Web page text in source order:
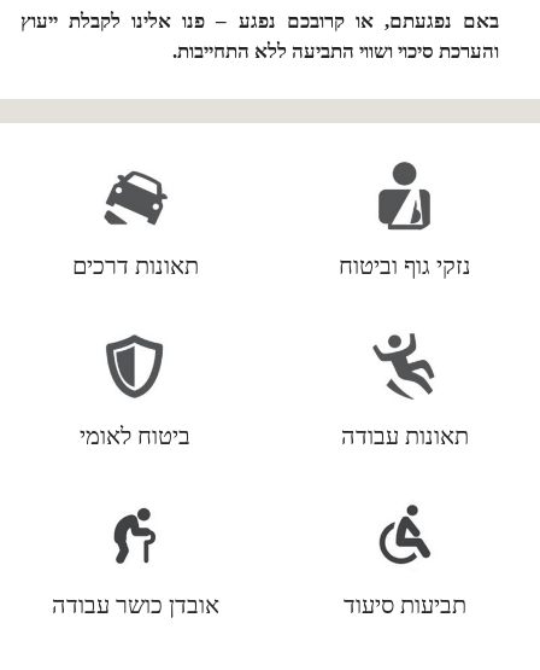
באם נפגעתם, או קרובכם נפגע – פנו אלינו לקבלת ייעוץ
והערכת סיכוי ושווי התביעה ללא התחייבות.
נזקי גוף וביטוח תאונות דרכים
תאונות עבודה ביטוח לאומי
תביעות סיעוד אובדן כושר עבודה